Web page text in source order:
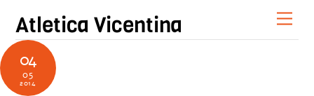
content
Atletica Vicentina
04
05
2014